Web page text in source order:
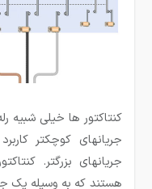
کنتاکتور ها خیلی شبیه
جریانهای کوچکتر
جریانهای بزرگتر.
هستند که به وسیله یک